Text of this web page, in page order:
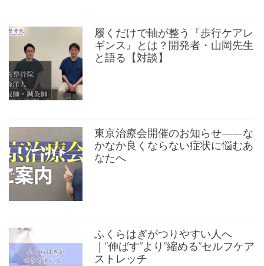
履くだけで軸が整う『歩行ケアレ
ギンス』とは？開発者・山岡先生
と語る【対談】
東京治療会開催のお知らせ——な
かなか良くならない症状に悩むあ
なたへ
ふくらはぎがつりやすい人へ
｜”伸ばす”より”縮める”セルフケア
ストレッチ